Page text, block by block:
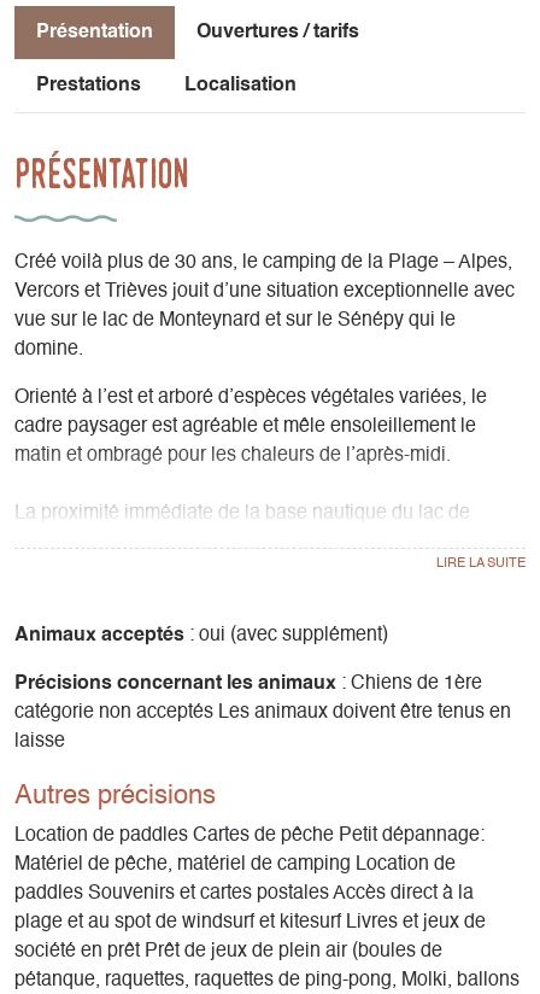
Présentation Ouvertures / tarifs
Prestations Localisation
Présentation
Créé voilà plus de 30 ans, le camping de la Plage – Alpes,
Vercors et Trièves jouit d’une situation exceptionnelle avec
vue sur le lac de Monteynard et sur le Sénépy qui le
domine.
Orienté à l’est et arboré d’espèces végétales variées, le
cadre paysager est agréable et mêle ensoleillement le
matin et ombragé pour les chaleurs de l’après-midi.
La proximité immédiate de la base nautique du lac de
Les blocs sanitaires refaits à neuf, les emplacements
mises en place pour une plus grande convivialité sont
autant de nouveautés qui visent à votre bien-être dans un
espace naturel…
bord du lac de Monteynard puisqu’en plus des activités de
glisse, de pleine nature, des balades et du cadre paysager,
le camping de la Plage – Alpes, Vercors et Trièves s’efforce
de participer à la préservation du site et de la nature en
général.
Vous aurez donc tout le loisir, si vous le souhaitez, de
Animaux acceptés : oui (avec supplément)
Précisions concernant les animaux : Chiens de 1ère
catégorie non acceptés Les animaux doivent être tenus en
laisse
Autres précisions
Location de paddles Cartes de pêche Petit dépannage:
Matériel de pêche, matériel de camping Location de
paddles Souvenirs et cartes postales Accès direct à la
plage et au spot de windsurf et kitesurf Livres et jeux de
société en prêt Prêt de jeux de plein air (boules de
pétanque, raquettes, raquettes de ping-pong, Molki, ballons